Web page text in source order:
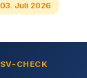
03. Juli 2026
CHECK